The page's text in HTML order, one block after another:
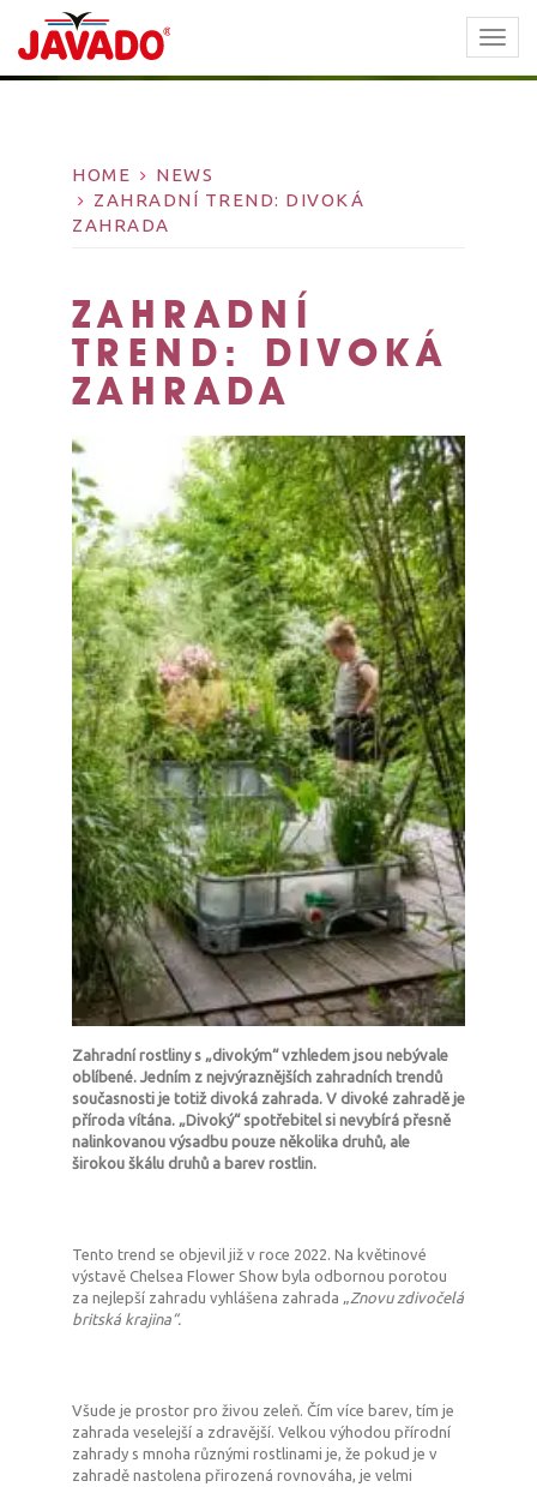
HOME
NEWS
ZAHRADNÍ TREND: DIVOKÁ
ZAHRADA
ZAHRADNÍ
TREND: DIVOKÁ
ZAHRADA
Zahradní rostliny s „divokým“ vzhledem jsou nebývale
oblíbené. Jedním z nejvýraznějších zahradních trendů
současnosti je totiž divoká zahrada. V divoké zahradě je
příroda vítána. „Divoký“ spotřebitel si nevybírá přesně
nalinkovanou výsadbu pouze několika druhů, ale
širokou škálu druhů a barev rostlin.
Tento trend se objevil již v roce 2022. Na květinové
výstavě Chelsea Flower Show byla odbornou porotou
za nejlepší zahradu vyhlášena zahrada „Znovu zdivočelá
britská krajina“.
Všude je prostor pro živou zeleň. Čím více barev, tím je
zahrada veselejší a zdravější. Velkou výhodou přírodní
zahrady s mnoha různými rostlinami je, že pokud je v
zahradě nastolena přirozená rovnováha, je velmi